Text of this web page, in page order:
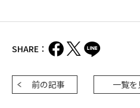
SHARE：
前の記事 一覧を